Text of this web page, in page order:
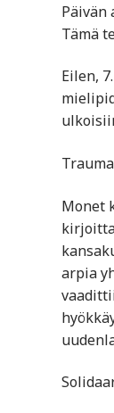
Päivän
Tämä
Eilen,
Monet
arpia